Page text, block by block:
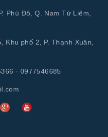
Phú Đô, Q. Nam Từ Liêm,
phố 2, P. Thạnh Xuân,
- 0977546685